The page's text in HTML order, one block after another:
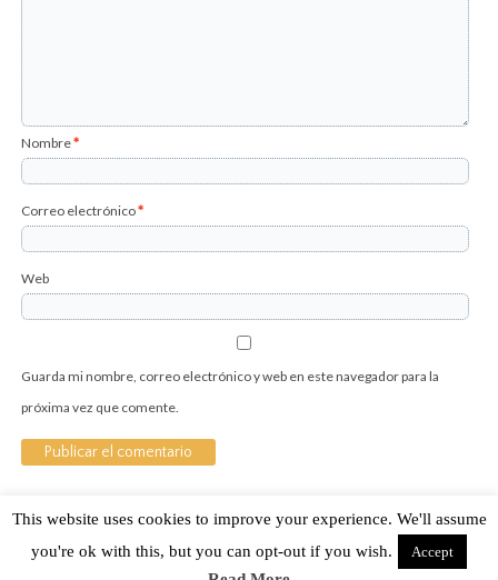
Nombre*
Correo electrónico*
Web
Guarda mi nombre, correo electrónico y web en este navegador para la
próxima vez que comente.
Sobre Cuánto Hipster | Aviso legal |Contacto
This website uses cookies to improve your experience. We'll assume
you're ok with this, but you can opt-out if you wish.
Accept